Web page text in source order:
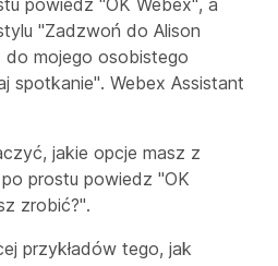
powiedz "OK Webex", a
"Zadzwoń do Alison
do mojego osobistego
spotkanie". Webex Assistant
jakie opcje masz z
prostu powiedz "OK
zrobić?".
przykładów tego, jak